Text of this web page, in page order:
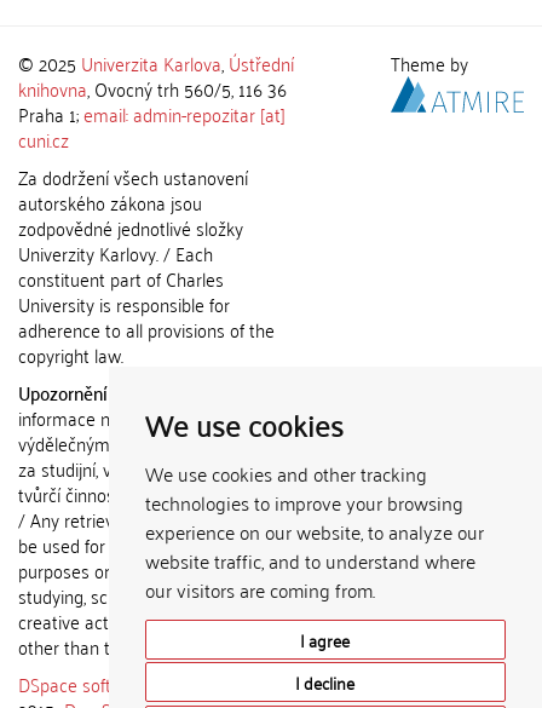
We use cookies
We use cookies and other tracking
technologies to improve your browsing
experience on our website, to analyze our
website traffic, and to understand where
our visitors are coming from.
I agree
I decline
© 2025 Univerzita Karlova,Ústřední
knihovna, Ovocný trh 560/5, 116 36
Praha 1;email: admin-repozitar [at]
cuni.cz
Za dodržení všech ustanovení
autorského zákona jsou
zodpovědné jednotlivé složky
Univerzity Karlovy. / Each
constituent part of Charles
University is responsible for
adherence to all provisions of the
copyright law.
Upozornění / Notice:
informace nemohou být použity k
výdělečným účelům nebo vydávány
za studijní, vědeckou nebo jinou
tvůrčí činnost jiné osoby než autora.
/ Any retrieved information shall not
be used for any commercial
purposes or claimed as results of
studying, scientific or any other
creative activities of any person
other than the author.
DSpace software
Theme by